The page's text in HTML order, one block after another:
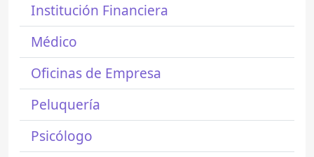
Institución Financiera
Médico
Oficinas de Empresa
Peluquería
Psicólogo